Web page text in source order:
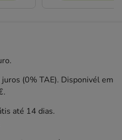
(0% TAE). Disponivél em
até 14 dias.